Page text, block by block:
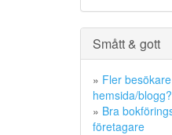
Smått & gott
» Fler
hemsida/blogg?
» Bra
företagare